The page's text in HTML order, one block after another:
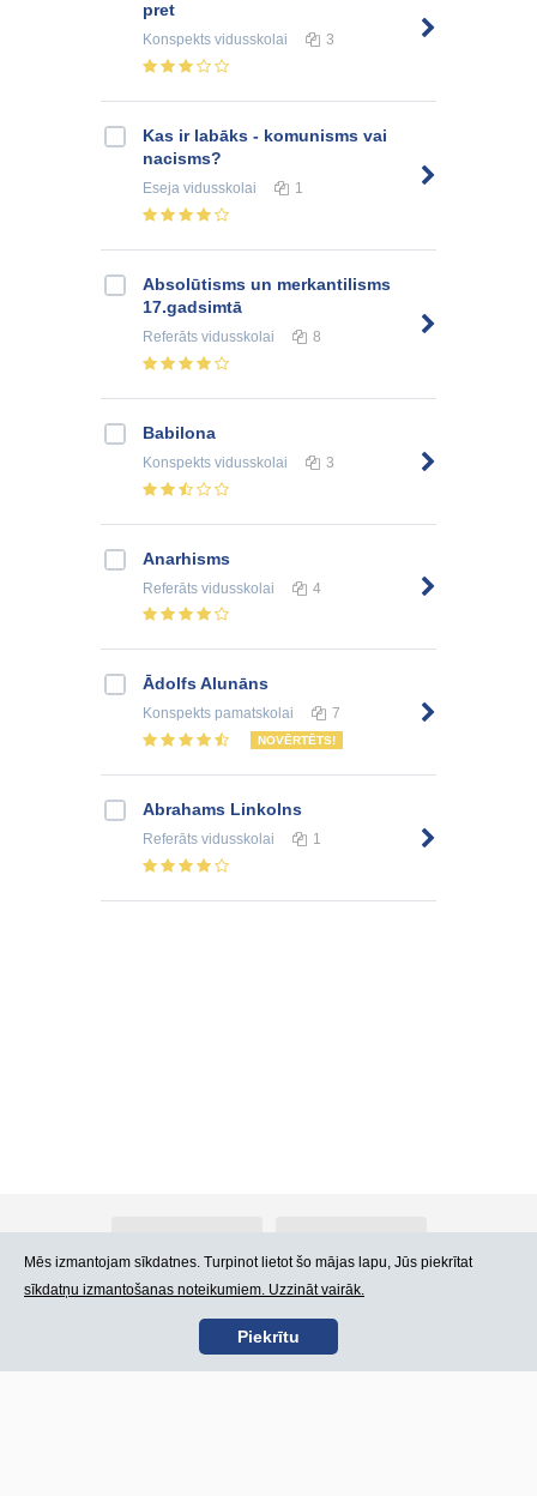
pret
Konspekts vidusskolai 3
Kas ir labāks - komunisms vai
nacisms?
Eseja vidusskolai 1
Absolūtisms un merkantilisms
17.gadsimtā
Referāts vidusskolai 8
Babilona
Konspekts vidusskolai 3
Anarhisms
Referāts vidusskolai 4
Ādolfs Alunāns
Konspekts pamatskolai 7
NOVĒRTĒTS!
Abrahams Linkolns
Referāts vidusskolai 1
Kontakti Lietošanas noteikumi
Mēs izmantojam sīkdatnes. Turpinot lietot šo mājas lapu, Jūs piekrītat
sīkdatņu izmantošanas noteikumiem. Uzzināt vairāk.
Piekrītu